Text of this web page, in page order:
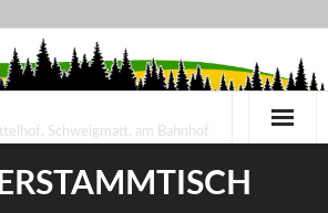
Schweigmatt, am Bahnhof